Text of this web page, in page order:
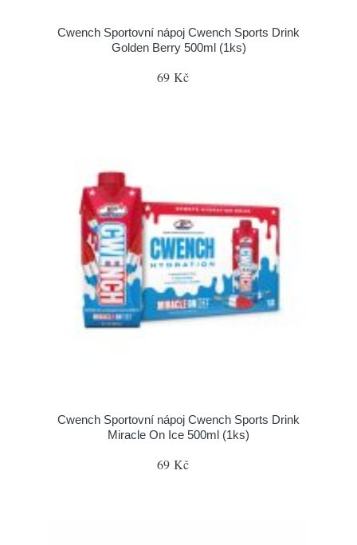
Cwench Sportovní nápoj Cwench Sports Drink
Golden Berry 500ml (1ks)
69 Kč
Cwench Sportovní nápoj Cwench Sports Drink
Miracle On Ice 500ml (1ks)
69 Kč